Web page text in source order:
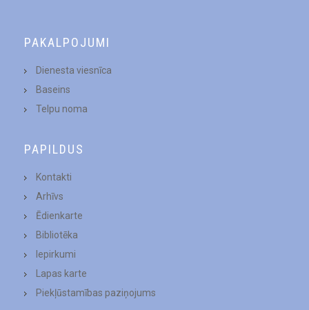
PAKALPOJUMI
Dienesta viesnīca
Baseins
Telpu noma
PAPILDUS
Kontakti
Arhīvs
Ēdienkarte
Bibliotēka
Iepirkumi
Lapas karte
Piekļūstamības paziņojums